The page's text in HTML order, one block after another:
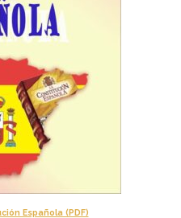
Española (PDF)